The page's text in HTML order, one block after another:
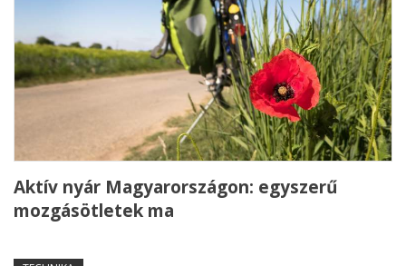
Aktív nyár Magyarországon: egyszerű
mozgásötletek ma